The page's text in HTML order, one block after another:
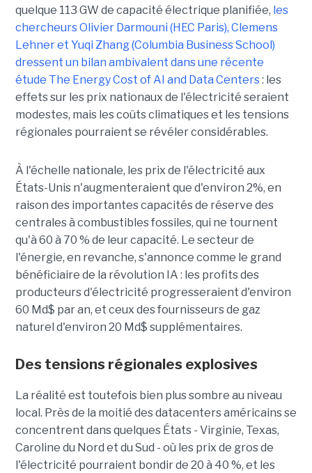
quelque 113 GW de capacité électrique planifiée, les
chercheurs Olivier Darmouni (HEC Paris), Clemens
Lehner et Yuqi Zhang (Columbia Business School)
dressent un bilan ambivalent dans une récente
étude The Energy Cost of AI and Data Centers: les
effets sur les prix nationaux de l'électricité seraient
modestes, mais les coûts climatiques et les tensions
régionales pourraient se révéler considérables.
À l'échelle nationale, les prix de l'électricité aux
États-Unis n'augmenteraient que d'environ 2%, en
raison des importantes capacités de réserve des
centrales à combustibles fossiles, qui ne tournent
qu'à 60 à 70 % de leur capacité. Le secteur de
l'énergie, en revanche, s'annonce comme le grand
bénéficiaire de la révolution IA : les profits des
producteurs d'électricité progresseraient d'environ
60 Md$ par an, et ceux des fournisseurs de gaz
naturel d'environ 20 Md$ supplémentaires.
Des tensions régionales explosives
La réalité est toutefois bien plus sombre au niveau
local. Près de la moitié des datacenters américains se
concentrent dans quelques États - Virginie, Texas,
Caroline du Nord et du Sud - où les prix de gros de
l'électricité pourraient bondir de 20 à 40 %, et les